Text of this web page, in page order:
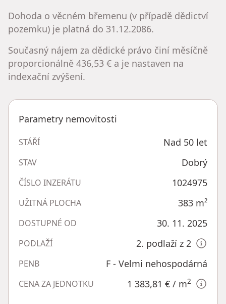
Dohoda o věcném břemenu (v případě dědictví
pozemku) je platná do 31.12.2086.
Současný nájem za dědické právo činí měsíčně
proporcionálně 436,53 € a je nastaven na
indexační zvýšení.
Parametry nemovitosti
STÁŘÍ Nad 50 let
STAV Dobrý
ČÍSLO INZERÁTU 1024975
UŽITNÁ PLOCHA 383 m²
DOSTUPNÉ OD 30. 11. 2025
PODLAŽÍ 2. podlaží z 2
PENB F - Velmi nehospodárná
CENA ZA JEDNOTKU 1 383,81 € / m2